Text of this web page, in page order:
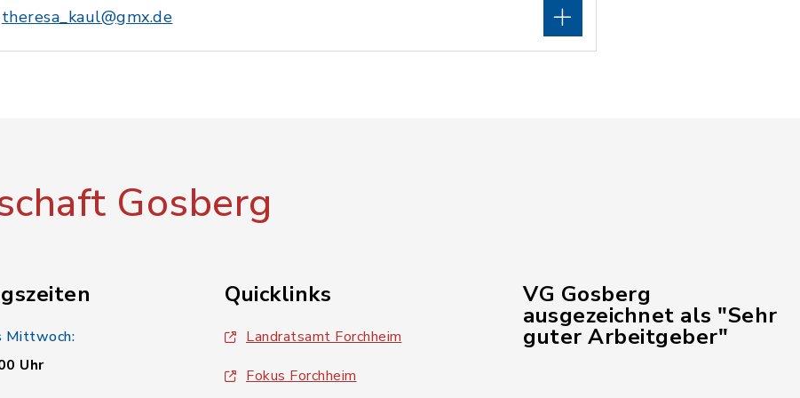
theresa_kaul@gmx.de
Gosberg
Mittwoch:
Uhr
Quicklinks
Landratsamt Forchheim
Fokus Forchheim
VG Gosberg
ausgezeichnet als "Sehr
guter Arbeitgeber"